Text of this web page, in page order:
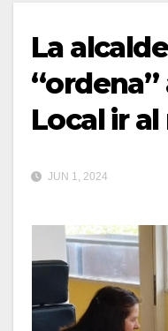
La
“ordena”
Local ir al
JUN 1, 2024